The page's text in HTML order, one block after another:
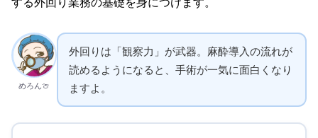
めろん🍈
外回りは「観察力」が武器。麻酔導入の流れが
読めるようになると、手術が一気に面白くなり
ますよ。